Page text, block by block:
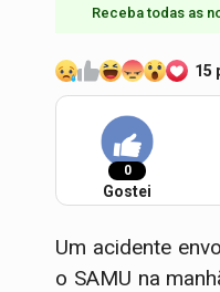
Receba todas as
15
0
Gostei
​Um acidente
o SAMU na